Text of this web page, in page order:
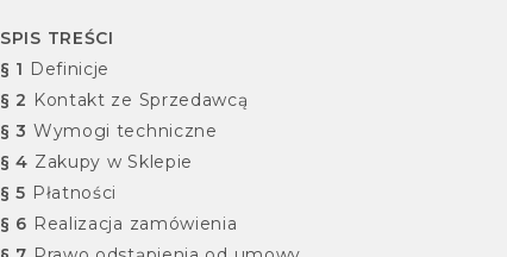
SPIS TREŚCI
§ 1 Definicje
§ 2 Kontakt ze Sprzedawcą
§ 3 Wymogi techniczne
§ 4 Zakupy w Sklepie
§ 5 Płatności
§ 6 Realizacja zamówienia